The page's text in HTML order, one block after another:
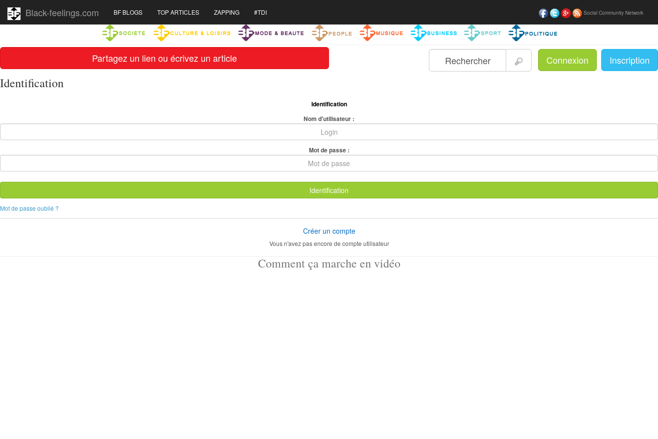
Partagez un lien ou écrivez un article Connexion Inscription
Black-feelings.com Social Community Network
BF BLOGS TOP ARTICLES ZAPPING #TDI
Identification
Identification
Nom d'utilisateur :
Mot de passe :
Identification
Mot de passe oublié ?
Créer un compte
Vous n'avez pas encore de compte utilisateur
Comment ça marche en vidéo